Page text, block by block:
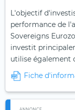
L'objectif
performance de
Sovereigns
investit
utilise également
Fiche